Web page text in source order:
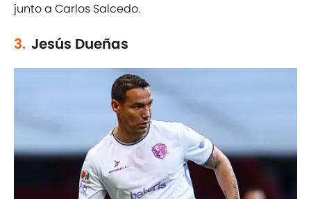
junto a Carlos Salcedo.
3. Jesús Dueñas